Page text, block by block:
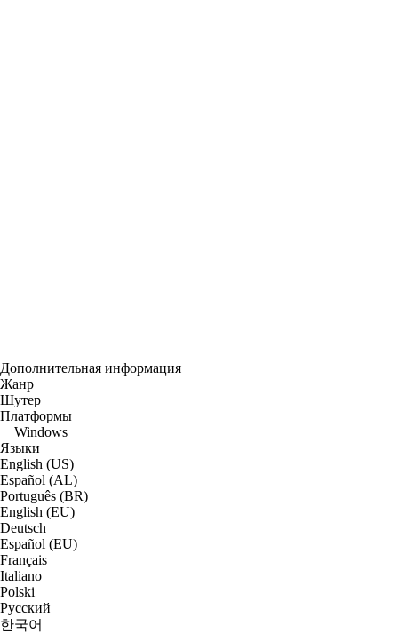
Дополнительная информация
Жанр
Шутер
Платформы
Windows
Языки
English (US)
Español (AL)
Português (BR)
English (EU)
Deutsch
Español (EU)
Français
Italiano
Polski
Русский
한국어